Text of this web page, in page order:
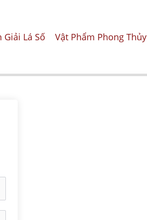
Giải Lá Số Vật Phẩm Phong Thủy